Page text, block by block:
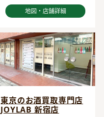
地図・店舗詳細
東京のお酒買取専門店
JOYLAB 新宿店